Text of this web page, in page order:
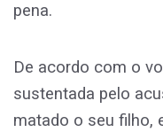
pena.
De acordo com o
sustentada pelo
matado o seu filho,